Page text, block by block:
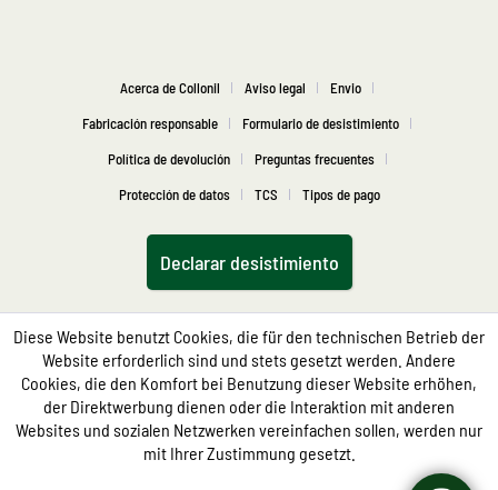
Acerca de Collonil Aviso legal
Envio
Fabricación responsable
Formulario de desistimiento
Política de devolución
Preguntas frecuentes
Protección de datos
TCS Tipos de pago
Declarar desistimiento
Diese Website benutzt Cookies, die für den technischen Betrieb der
Website erforderlich sind und stets gesetzt werden. Andere
Cookies, die den Komfort bei Benutzung dieser Website erhöhen,
der Direktwerbung dienen oder die Interaktion mit anderen
Websites und sozialen Netzwerken vereinfachen sollen, werden nur
mit Ihrer Zustimmung gesetzt.